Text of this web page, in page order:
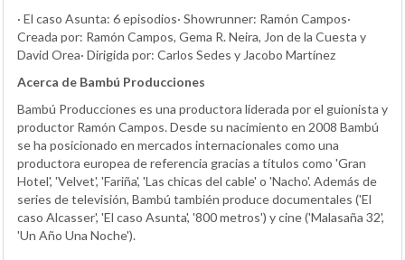
· El caso Asunta: 6 episodios· Showrunner: Ramón Campos·
Creada por: Ramón Campos, Gema R. Neira, Jon de la Cuesta y
David Orea· Dirigida por: Carlos Sedes y Jacobo Martínez
Acerca de Bambú Producciones
Bambú Producciones es una productora liderada por el guionista y
productor Ramón Campos. Desde su nacimiento en 2008 Bambú
se ha posicionado en mercados internacionales como una
productora europea de referencia gracias a títulos como 'Gran
Hotel', 'Velvet', 'Fariña', 'Las chicas del cable' o 'Nacho'. Además de
series de televisión, Bambú también produce documentales ('El
caso Alcasser', 'El caso Asunta', '800 metros') y cine ('Malasaña 32',
'Un Año Una Noche').